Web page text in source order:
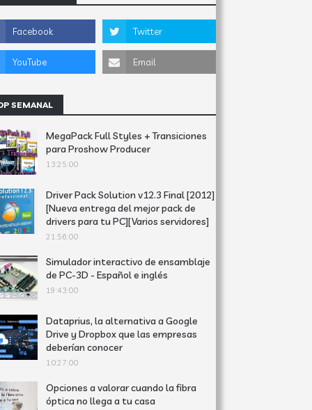
SEMANAL
MegaPack Full Styles + Transiciones
para Proshow Producer
13:25:00
Driver Pack Solution v12.3 Final [2012]
[Nueva entrega del mejor pack de
drivers para tu PC][Varios servidores]
21:56:00
Simulador interactivo de ensamblaje
de PC-3D - Español e inglés
19:43:00
Dataprius, la alternativa a Google
Drive y Dropbox que las empresas
deberían conocer
10:27:00
Opciones a valorar cuando la fibra
óptica no llega a tu casa